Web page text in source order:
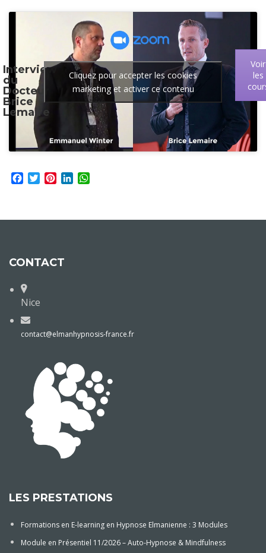
Interview
du
Docteur
Brice
Lemaire
Voir
les
Cliquez pour accepter les cookies
marketing et activer ce contenu
Facebook
TwitterPinterestLinkedIn
CONTACT
Nice
contact@elmanhypnosis-france.fr
LES PRESTATIONS
Formations en E-learning en Hypnose Elmanienne : 3 Modules
Module en Présentiel 11/2026 – Auto-Hypnose & Mindfulness